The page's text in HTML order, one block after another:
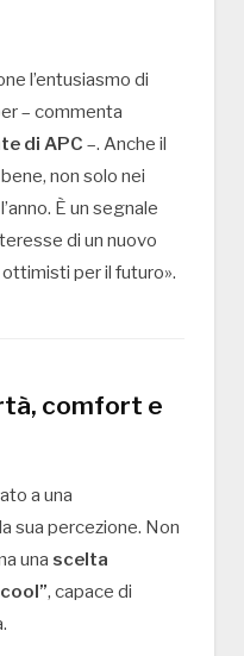
l’entusiasmo di
– commenta
di APC –. Anche il
non solo nei
È un segnale
di un nuovo
per il futuro».
comfort e
a una
sua percezione. Non
una scelta
, capace di